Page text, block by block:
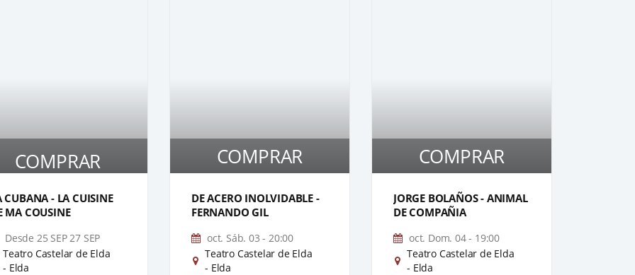
COMPRAR
CUBANA - LA CUISINE
MA COUSINE
Desde 25 SEP 27 SEP
Teatro Castelar de Elda
- Elda
COMPRAR
DE ACERO INOLVIDABLE -
FERNANDO GIL
oct. Sáb. 03 - 20:00
Teatro Castelar de Elda
- Elda
COMPRAR
JORGE BOLAÑOS - ANIMAL
DE COMPAÑIA
oct. Dom. 04 - 19:00
Teatro Castelar de Elda
- Elda